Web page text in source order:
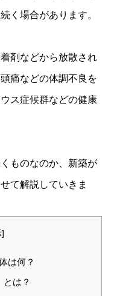
く場合があります。
剤などから放散され
痛などの体調不良を
ス症候群などの健康
ものなのか、新築が
て解説していきま
]
は何？
は？